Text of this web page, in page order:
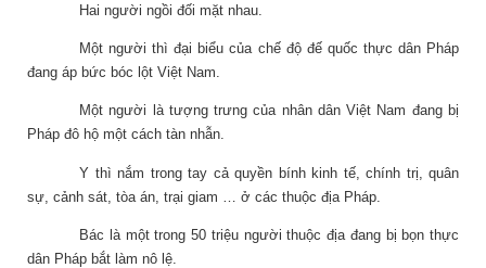
Hai người ngồi đối mặt nhau.
Một người thì đại biểu của chế độ đế quốc thực dân Pháp
đang áp bức bóc lột Việt Nam.
Một người là tượng trưng của nhân dân Việt Nam đang bị
Pháp đô hộ một cách tàn nhẫn.
Y thì nắm trong tay cả quyền bính kinh tế, chính trị, quân
sự, cảnh sát, tòa án, trại giam … ở các thuộc địa Pháp.
Bác là một trong 50 triệu người thuộc địa đang bị bọn thực
dân Pháp bắt làm nô lệ.